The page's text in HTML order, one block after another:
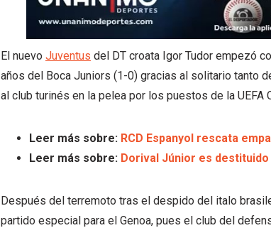
El nuevo Juventus del DT croata Igor Tudor empezó
años del Boca Juniors (1-0) gracias al solitario tanto
al club turinés en la pelea por los puestos de la UEFA
Leer más sobre: RCD Espanyol rescata
Leer más sobre: Dorival Júnior es
Después del terremoto tras el despido del italo
partido especial para el Genoa, pues el club del